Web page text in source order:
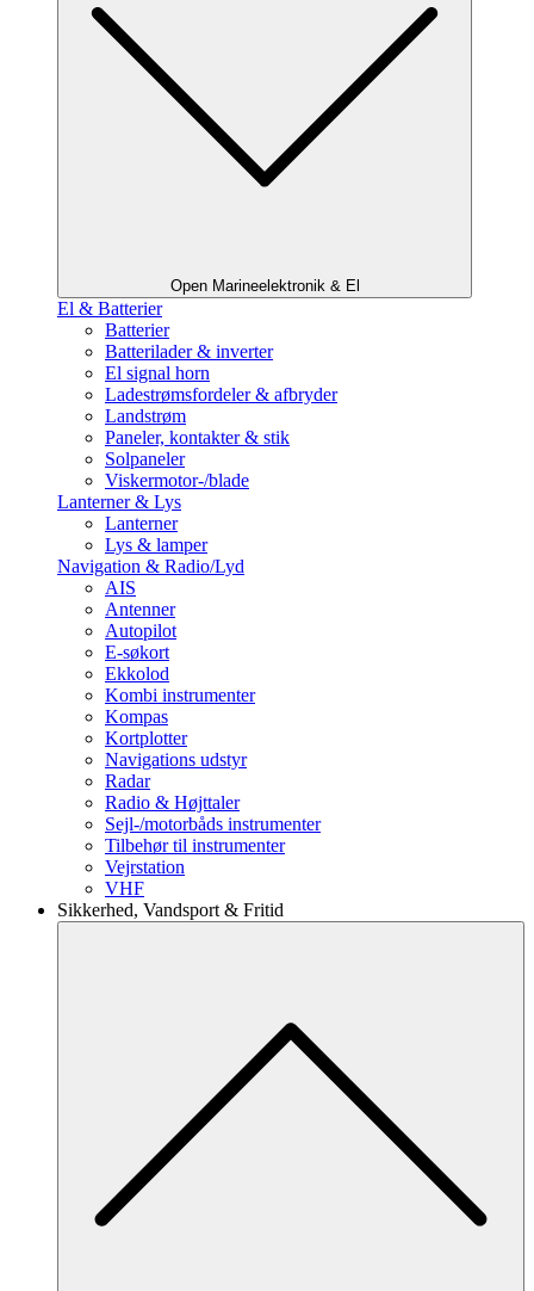
Open Marineelektronik & El
El & Batterier
Batterier
Batterilader & inverter
El signal horn
Ladestrømsfordeler & afbryder
Landstrøm
Paneler, kontakter & stik
Solpaneler
Viskermotor-/blade
Lanterner & Lys
Lanterner
Lys & lamper
Navigation & Radio/Lyd
AIS
Antenner
Autopilot
E-søkort
Ekkolod
Kombi instrumenter
Kompas
Kortplotter
Navigations udstyr
Radar
Radio & Højttaler
Sejl-/motorbåds instrumenter
Tilbehør til instrumenter
Vejrstation
VHF
Sikkerhed, Vandsport & Fritid